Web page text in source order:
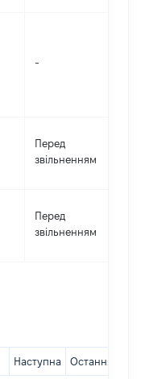
-
Перед
звільненням
Перед
звільненням
Наступна Остання